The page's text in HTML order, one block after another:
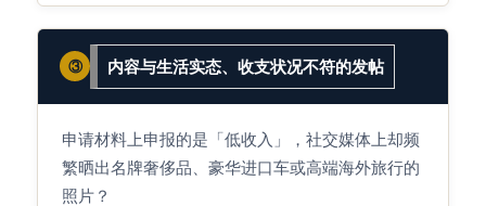
③ 内容与生活实态、收支状况不符的发帖
申请材料上申报的是「低收入」，社交媒体上却频
繁晒出名牌奢侈品、豪华进口车或高端海外旅行的
照片？